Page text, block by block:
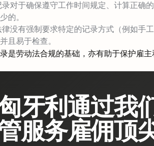
对于确保遵守工作时间规定、计算正确
的。
没有强制要求特定的记录方式（例如手
且易于检查。
是劳动法合规的基础，亦有助于保护雇主
牙利通过我
服务雇佣顶